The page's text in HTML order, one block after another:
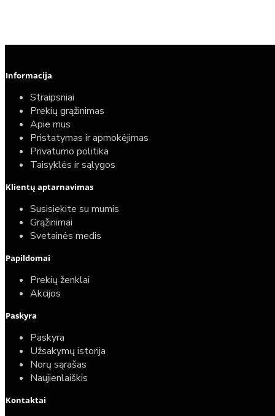
Elektrinio gyvatuko paruošimo paslauga
40,00€
25,00€
Informacija
Straipsniai
Prekių grąžinimas
Apie mus
Pristatymas ir apmokėjimas
Privatumo politika
Taisyklės ir sąlygos
Klientų aptarnavimas
Susisiekite su mumis
Grąžinimai
Svetainės medis
Papildomai
Prekių ženklai
Akcijos
Paskyra
Paskyra
Užsakymų istorija
Norų sąrašas
Naujienlaiškis
Kontaktai